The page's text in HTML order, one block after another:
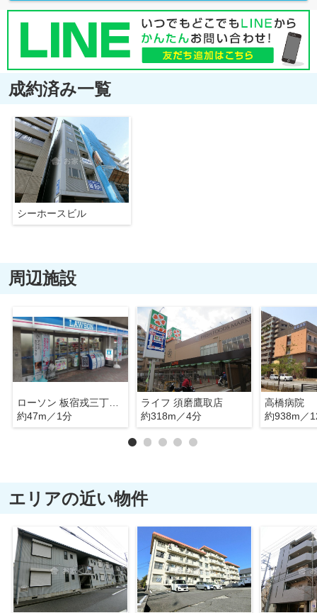
成約済み一覧
シーホースビル
周辺施設
ローソン 板宿戎三丁目店
約47m／1分
ライフ 須磨鷹取店
約318m／4分
高橋病院
約938m／
エリアの近い物件